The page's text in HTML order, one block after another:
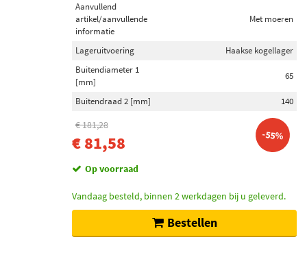
Aanvullend
artikel/aanvullende
informatie
Met moeren
Lageruitvoering
Haakse kogellager
Buitendiameter 1
[mm]
65
Buitendraad 2 [mm] 140
€ 181,28
€ 81,58 -55%
Op voorraad
Vandaag besteld, binnen 2 werkdagen bij u geleverd.
Bestellen